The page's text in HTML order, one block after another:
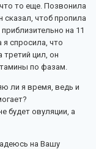
то еще. Позвонила
сказал, чтоб пропила
на 11
я спросила, что
третий цил, он
по фазам.
ли я время, ведь и
будет овуляции, а
на Вашу